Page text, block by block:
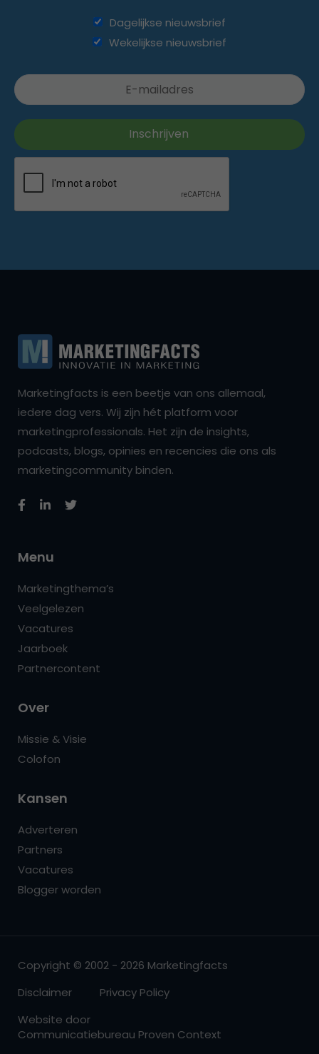
Dagelijkse nieuwsbrief
Wekelijkse nieuwsbrief
Marketingfacts is een beetje van ons allemaal,
iedere dag vers. Wij zijn hét platform voor
marketingprofessionals. Het zijn de insights,
podcasts, blogs, opinies en recencies die ons als
marketingcommunity binden.
Menu
Marketingthema’s
Veelgelezen
Vacatures
Jaarboek
Partnercontent
Over
Missie & Visie
Colofon
Kansen
Adverteren
Partners
Vacatures
Blogger worden
Copyright © 2002 - 2026 Marketingfacts
Disclaimer
Privacy Policy
Website door
Communicatiebureau Proven Context